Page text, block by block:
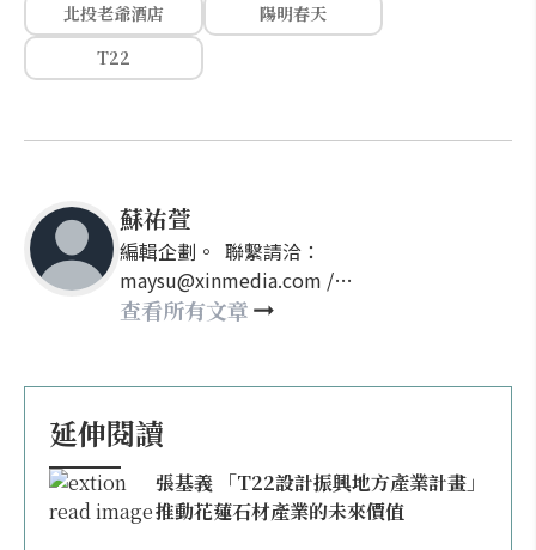
北投老爺酒店
陽明春天
T22
蘇祐萱
編輯企劃。 聯繫請洽：
maysu@xinmedia.com /
may860527@gmail.com
查看所有文章
延伸閱讀
張基義 「T22設計振興地方產業計畫」
推動花蓮石材產業的未來價值